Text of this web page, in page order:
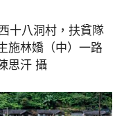
十八洞村，扶貧隊
施林嬌（中）一路
思汗 攝